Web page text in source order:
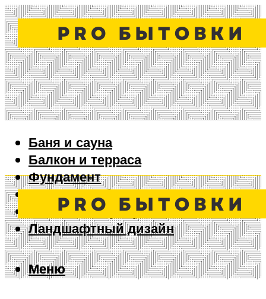
Баня и сауна
Балкон и терраса
Фундамент
Ворота и забор
Дизайн интерьера
Ландшафтный дизайн
Меню
Меню